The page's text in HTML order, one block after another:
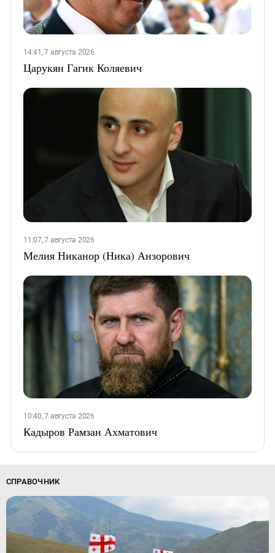
14:41, 7 августа 2026
Царукян Гагик Коляевич
11:07, 7 августа 2026
Мелия Никанор (Ника) Анзорович
10:40, 7 августа 2026
Кадыров Рамзан Ахматович
СПРАВОЧНИК